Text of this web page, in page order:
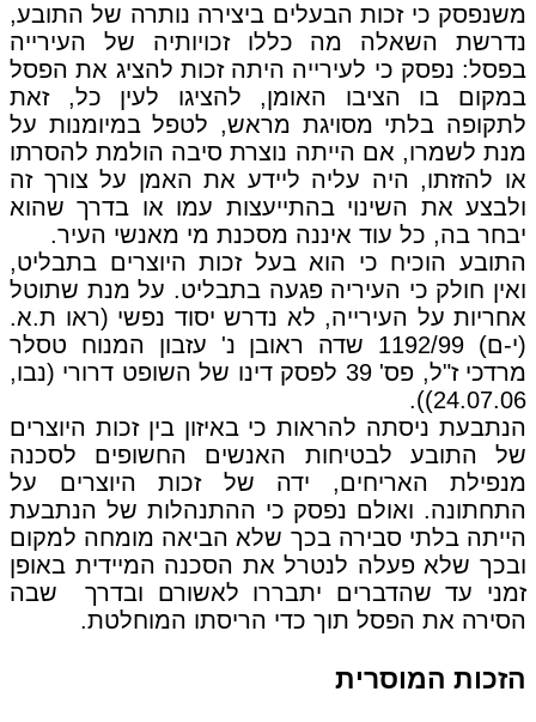
משנפסק כי זכות הבעלים ביצירה נותרה של התובע,
נדרשת השאלה מה כללו זכויותיה של העירייה
בפסל: נפסק כי לעירייה היתה זכות להציג את הפסל
במקום בו הציבו האומן, להציגו לעין כל, זאת
לתקופה בלתי מסויגת מראש, לטפל במיומנות על
מנת לשמרו, אם הייתה נוצרת סיבה הולמת להסרתו
או להזזתו, היה עליה ליידע את האמן על צורך זה
ולבצע את השינוי בהתייעצות עמו או בדרך שהוא
יבחר בה, כל עוד איננה מסכנת מי מאנשי העיר.
התובע הוכיח כי הוא בעל זכות היוצרים בתבליט,
ואין חולק כי העיריה פגעה בתבליט. על מנת שתוטל
אחריות על העירייה, לא נדרש יסוד נפשי (ראו ת.א.
(י-ם) 1192/99 שדה ראובן נ' עזבון המנוח טסלר
מרדכי ז"ל, פס' 39 לפסק דינו של השופט דרורי (נבו,
24.07.06)).
הנתבעת ניסתה להראות כי באיזון בין זכות היוצרים
של התובע לבטיחות האנשים החשופים לסכנה
מנפילת האריחים, ידה של זכות היוצרים על
התחתונה. ואולם נפסק כי ההתנהלות של הנתבעת
הייתה בלתי סבירה בכך שלא הביאה מומחה למקום
ובכך שלא פעלה לנטרל את הסכנה המיידית באופן
זמני עד שהדברים יתבררו לאשורם ובדרך שבה
הסירה את הפסל תוך כדי הריסתו המוחלטת.
הזכות המוסרית